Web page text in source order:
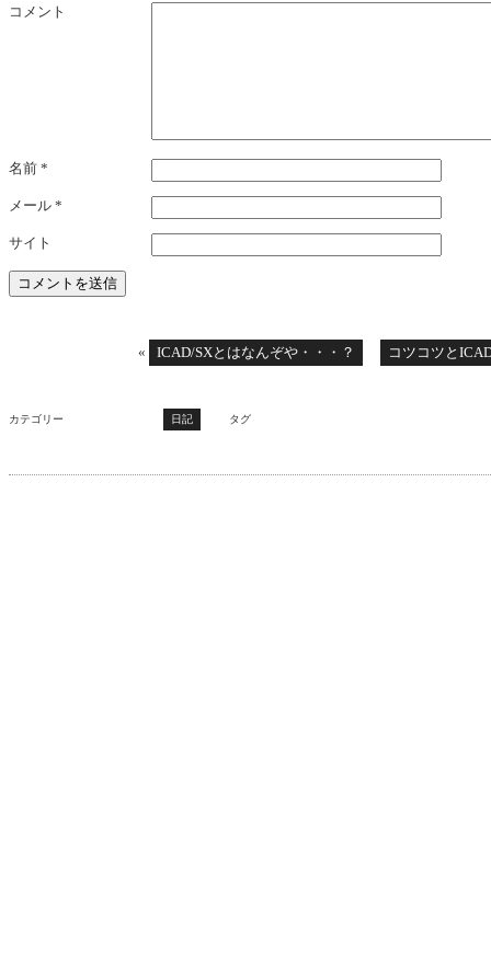
コメント
名前 *
メール *
サイト
« ICAD/SXとはなんぞや・・・？ コツコツと
カテゴリー 日記 タグ